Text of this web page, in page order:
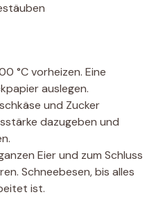
°C vorheizen. Eine
auslegen.
und Zucker
dazugeben und
Eier und zum Schluss
Schneebesen, bis alles
ist.